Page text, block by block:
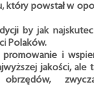
który powstał w
by jak
Polaków.
i
jakości, ale